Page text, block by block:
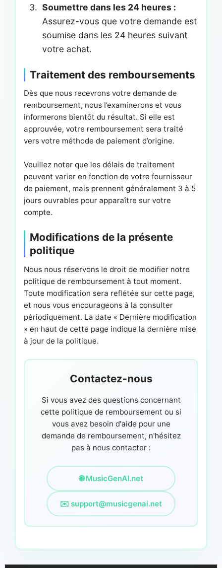
Soumettre dans les 24 heures :
Assurez-vous que votre demande est
soumise dans les 24 heures suivant
votre achat.
Traitement des remboursements
Dès que nous recevrons votre demande de
remboursement, nous l’examinerons et vous
informerons bientôt du résultat. Si elle est
approuvée, votre remboursement sera traité
vers votre méthode de paiement d’origine.
Veuillez noter que les délais de traitement
peuvent varier en fonction de votre fournisseur
de paiement, mais prennent généralement 3 à 5
jours ouvrables pour apparaître sur votre
compte.
Modifications de la présente
politique
Nous nous réservons le droit de modifier notre
politique de remboursement à tout moment.
Toute modification sera reflétée sur cette page,
et nous vous encourageons à la consulter
périodiquement. La date « Dernière modification
» en haut de cette page indique la dernière mise
à jour de la politique.
Contactez-nous
Si vous avez des questions concernant
cette politique de remboursement ou si
vous avez besoin d'aide pour une
demande de remboursement, n'hésitez
pas à nous contacter :
🌐 MusicGenAI.net
✉️ support@musicgenai.net